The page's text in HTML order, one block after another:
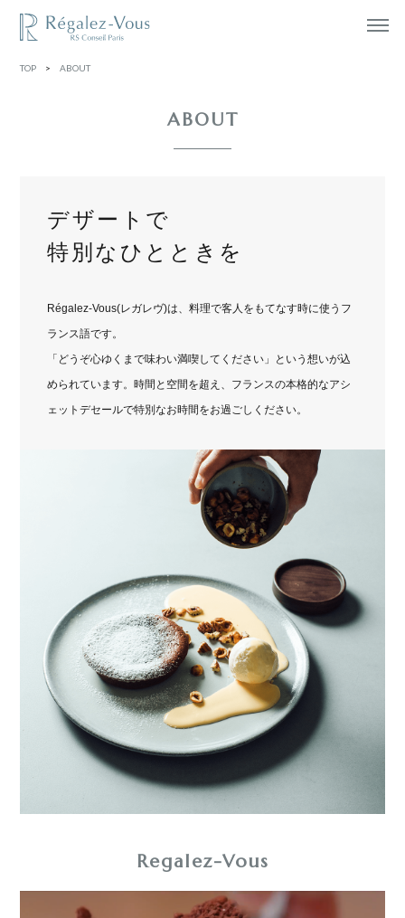
TOP >ABOUT
ABOUT
デザートで
特別なひとときを
Régalez-Vous(レガレヴ)は、料理で客人をもてなす時に使うフ
ランス語です。
「どうぞ心ゆくまで味わい満喫してください」という想いが込
められています。時間と空間を超え、フランスの本格的なアシ
ェットデセールで特別なお時間をお過ごしください。
Regalez-Vous